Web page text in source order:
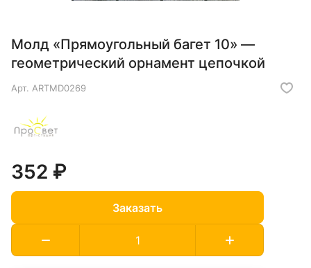
Молд «Прямоугольный багет 10» —
геометрический орнамент цепочкой
Арт. ARTMD0269
352 ₽
Заказать